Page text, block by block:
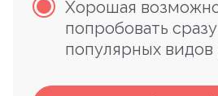
Хорошая
попробовать
популярных видов